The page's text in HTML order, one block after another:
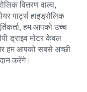
वितरण वाल्व,
पार्ट्स हाइड्रोलिक
हम आपको उच्च
ड्राइव मोटर केवल
हम आपको सबसे अच्छी
करेंगे।